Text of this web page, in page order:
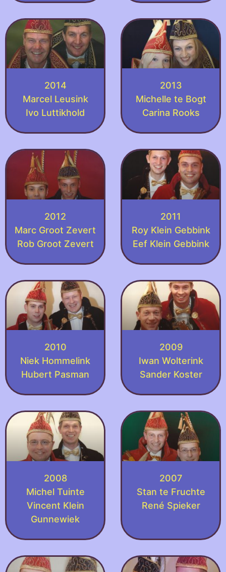
2014
Marcel Leusink
Ivo Luttikhold
2013
Michelle te Bogt
Carina Rooks
2012
Marc Groot Zevert
Rob Groot Zevert
2011
Roy Klein Gebbink
Eef Klein Gebbink
2010
Niek Hommelink
Hubert Pasman
2009
Iwan Wolterink
Sander Koster
2008
Michel Tuinte
Vincent Klein
Gunnewiek
2007
Stan te Fruchte
René Spieker